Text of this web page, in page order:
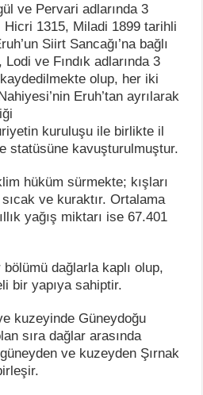
ve Pervari adlarında 3
Hicri 1315, Miladi 1899 tarihli
Siirt Sancağı’na bağlı
ve Fındık adlarında 3
olup, her iki
Eruh’tan ayrılarak
kuruluşu ile birlikte il
statüsüne kavuşturulmuştur.
hüküm sürmekte; kışları
ve kuraktır. Ortalama
yağış miktarı ise 67.401
bölümü dağlarla kaplı olup,
bir yapıya sahiptir.
kuzeyinde Güneydoğu
sıra dağlar arasında
ve kuzeyden Şırnak